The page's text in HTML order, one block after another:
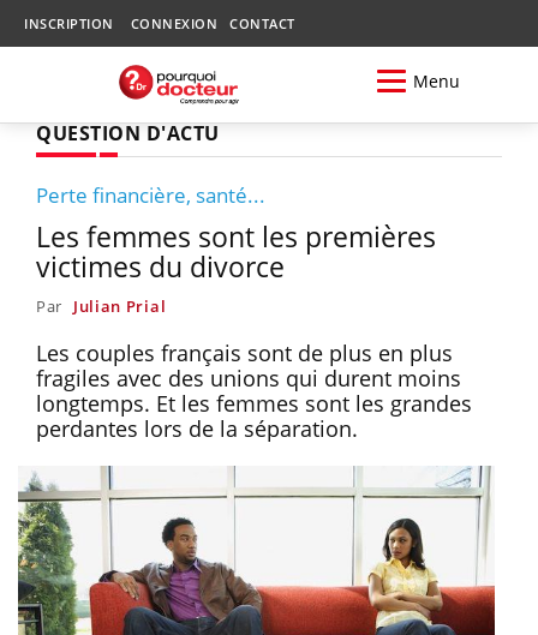
INSCRIPTION CONNEXION CONTACT
Menu
QUESTION D'ACTU
Perte financière, santé...
Les femmes sont les premières
victimes du divorce
Par Julian Prial
Les couples français sont de plus en plus
fragiles avec des unions qui durent moins
longtemps. Et les femmes sont les grandes
perdantes lors de la séparation.